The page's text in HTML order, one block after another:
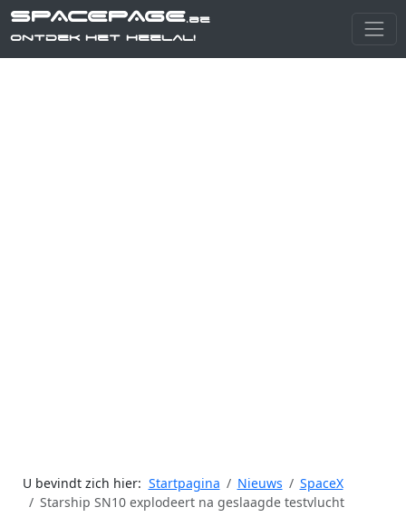
SPACEPAGE.be
Ontdek het heelal!
U bevindt zich hier: Startpagina Nieuws
SpaceX
Starship SN10 explodeert na geslaagde testvlucht